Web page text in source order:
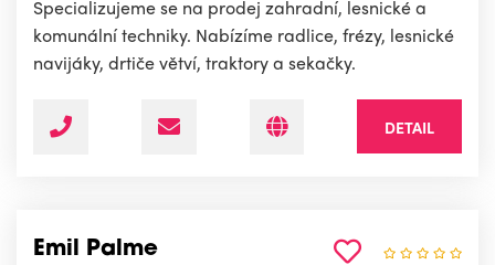
Specializujeme se na prodej zahradní, lesnické a
komunální techniky. Nabízíme radlice, frézy, lesnické
navijáky, drtiče větví, traktory a sekačky.
DETAIL
Emil Palme